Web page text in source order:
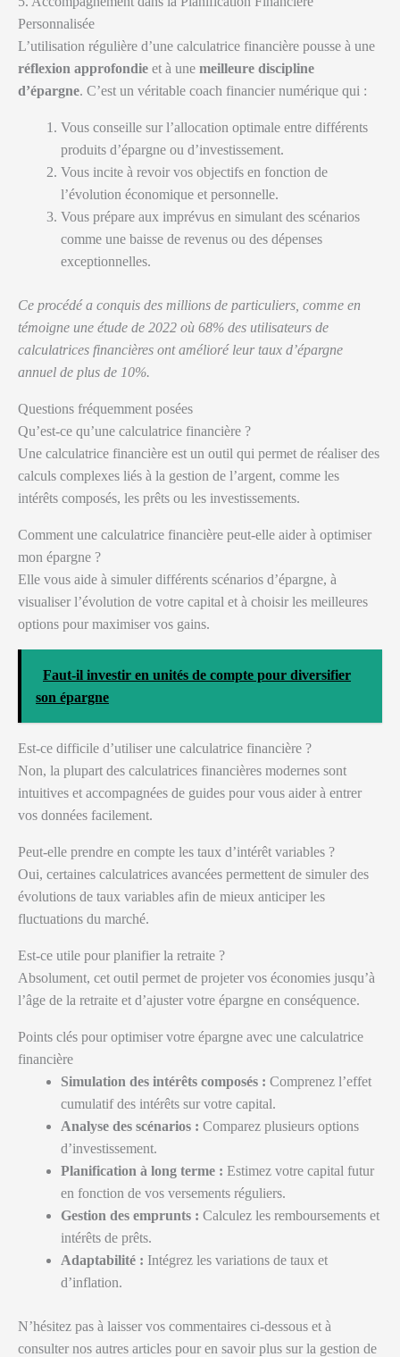
Personnalisée
L’utilisation régulière d’une calculatrice financière pousse à une
réflexion approfondie et à une meilleure discipline
d’épargne. C’est un véritable coach financier numérique qui :
Vous conseille sur l’allocation optimale entre différents
produits d’épargne ou d’investissement.
Vous incite à revoir vos objectifs en fonction de
l’évolution économique et personnelle.
Vous prépare aux imprévus en simulant des scénarios
comme une baisse de revenus ou des dépenses
exceptionnelles.
Ce procédé a conquis des millions de particuliers, comme en
témoigne une étude de 2022 où 68% des utilisateurs de
calculatrices financières ont amélioré leur taux d’épargne
annuel de plus de 10%.
Questions fréquemment posées
Qu’est-ce qu’une calculatrice financière ?
Une calculatrice financière est un outil qui permet de réaliser des
calculs complexes liés à la gestion de l’argent, comme les
intérêts composés, les prêts ou les investissements.
Comment une calculatrice financière peut-elle aider à optimiser
mon épargne ?
Elle vous aide à simuler différents scénarios d’épargne, à
visualiser l’évolution de votre capital et à choisir les meilleures
options pour maximiser vos gains.
Faut-il investir en unités de compte pour diversifier
son épargne
Est-ce difficile d’utiliser une calculatrice financière ?
Non, la plupart des calculatrices financières modernes sont
intuitives et accompagnées de guides pour vous aider à entrer
vos données facilement.
Peut-elle prendre en compte les taux d’intérêt variables ?
Oui, certaines calculatrices avancées permettent de simuler des
évolutions de taux variables afin de mieux anticiper les
fluctuations du marché.
Est-ce utile pour planifier la retraite ?
Absolument, cet outil permet de projeter vos économies jusqu’à
l’âge de la retraite et d’ajuster votre épargne en conséquence.
Points clés pour optimiser votre épargne avec une calculatrice
financière
Simulation des intérêts composés : Comprenez l’effet
cumulatif des intérêts sur votre capital.
Analyse des scénarios : Comparez plusieurs options
d’investissement.
Planification à long terme : Estimez votre capital futur
en fonction de vos versements réguliers.
Gestion des emprunts : Calculez les remboursements et
intérêts de prêts.
Adaptabilité : Intégrez les variations de taux et
d’inflation.
N’hésitez pas à laisser vos commentaires ci-dessous et à
consulter nos autres articles pour en savoir plus sur la gestion de